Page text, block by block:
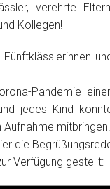
verehrte
Kollegen!
Pandemie
jedes Kind
Aufnahme mitbringen.
die
Verfügung gestellt: